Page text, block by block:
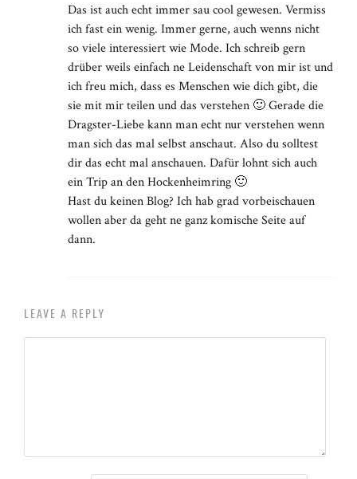
Das ist auch echt immer sau cool gewesen. Vermiss
ich fast ein wenig. Immer gerne, auch wenns nicht
so viele interessiert wie Mode. Ich schreib gern
drüber weils einfach ne Leidenschaft von mir ist und
ich freu mich, dass es Menschen wie dich gibt, die
sie mit mir teilen und das verstehen 🙂 Gerade die
Dragster-Liebe kann man echt nur verstehen wenn
man sich das mal selbst anschaut. Also du solltest
dir das echt mal anschauen. Dafür lohnt sich auch
ein Trip an den Hockenheimring 🙂
Hast du keinen Blog? Ich hab grad vorbeischauen
wollen aber da geht ne ganz komische Seite auf
dann.
LEAVE A REPLY